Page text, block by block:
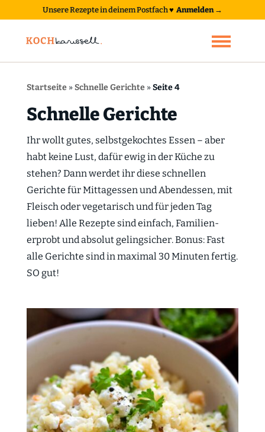
Unsere Rezepte in deinem Postfach♥ Anmelden →
Startseite»Schnelle Gerichte»Seite 4
Schnelle Gerichte
Ihr wollt gutes, selbstgekochtes Essen – aber
habt keine Lust, dafür ewig in der Küche zu
stehen? Dann werdet ihr diese schnellen
Gerichte für Mittagessen und Abendessen, mit
Fleisch oder vegetarisch und für jeden Tag
lieben! Alle Rezepte sind einfach, Familien-
erprobt und absolut gelingsicher. Bonus: Fast
alle Gerichte sind in maximal 30 Minuten fertig.
SO gut!